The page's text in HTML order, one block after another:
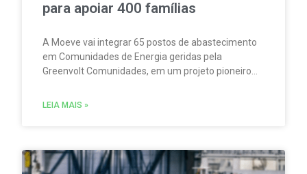
para apoiar 400 famílias
A Moeve vai integrar 65 postos de abastecimento
em Comunidades de Energia geridas pela
Greenvolt Comunidades, em um projeto pioneiro
consumir e partilhar energia renovável localmente.
LEIA MAIS »